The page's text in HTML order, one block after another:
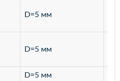
D=5 мм
D=5 мм
D=5 мм